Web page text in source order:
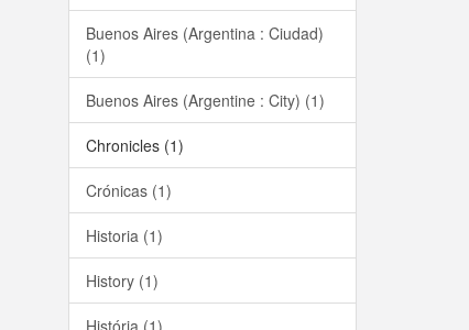
Buenos Aires (Argentina : Ciudad)
(1)
Buenos Aires (Argentine : City) (1)
Chronicles (1)
Crónicas (1)
Historia (1)
History (1)
História (1)